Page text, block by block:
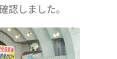
認しました。